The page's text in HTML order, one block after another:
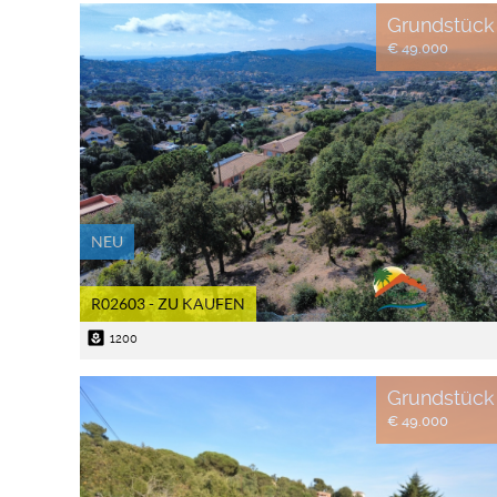
NEU
R02603 - ZU KAUFEN
Grundstück
€ 49.000
yard 1200
Grundstück
€ 49.000